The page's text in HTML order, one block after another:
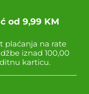
od 9,99 KM
plaćanja na rate
iznad 100,00
karticu.